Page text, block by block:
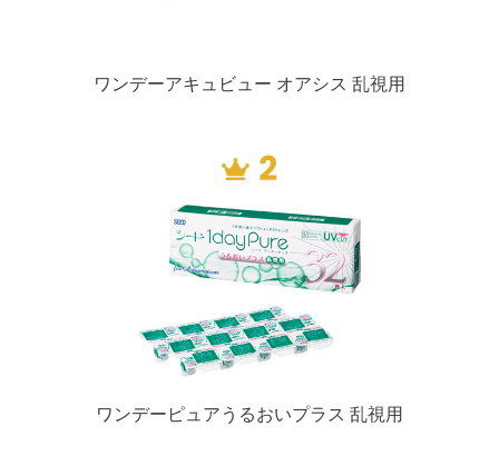
ワンデーアキュビュー オアシス 乱視用
ワンデーピュアうるおいプラス 乱視用